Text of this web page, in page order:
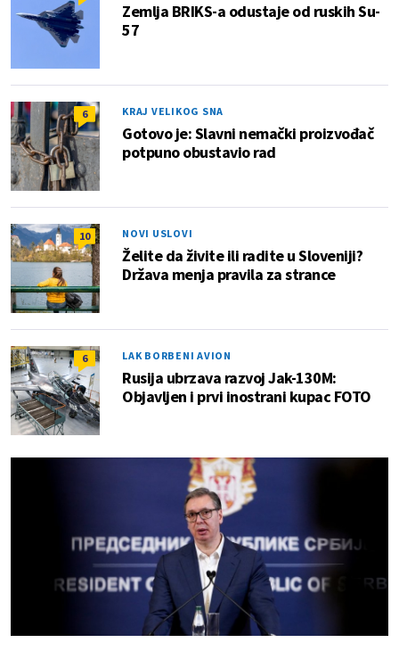
Zemlja BRIKS-a odustaje od ruskih Su-
57
6 KRAJ VELIKOG SNA
Gotovo je: Slavni nemački proizvođač
potpuno obustavio rad
10 NOVI USLOVI
Želite da živite ili radite u Sloveniji?
Država menja pravila za strance
6 LAK BORBENI AVION
Rusija ubrzava razvoj Jak-130M:
Objavljen i prvi inostrani kupac FOTO